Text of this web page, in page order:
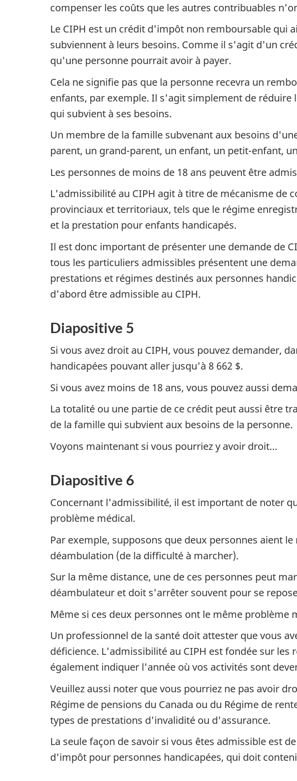
compenser les coûts que les autres contribuables
Le CIPH est un crédit d'impôt non remboursable qui
subviennent à leurs besoins. Comme il s'agit d'un
qu'une personne pourrait avoir à payer.
Cela ne signifie pas que la personne recevra un
enfants, par exemple. Il s'agit simplement de
qui subvient à ses besoins.
Un membre de la famille subvenant aux besoins
parent, un grand-parent, un enfant, un petit-enfant,
Les personnes de moins de 18 ans peuvent être
L'admissibilité au CIPH agit à titre de mécanisme
provinciaux et territoriaux, tels que le régime
et la prestation pour enfants handicapés.
Il est donc important de présenter une demande de
tous les particuliers admissibles présentent une
prestations et régimes destinés aux personnes
d'abord être admissible au CIPH.
Diapositive 5
Si vous avez droit au CIPH, vous pouvez demander,
handicapées pouvant aller jusqu'à 8 662 $.
Si vous avez moins de 18 ans, vous pouvez aussi
La totalité ou une partie de ce crédit peut aussi être
de la famille qui subvient aux besoins de la personne.
Voyons maintenant si vous pourriez y avoir droit…
Diapositive 6
Concernant l'admissibilité, il est important de noter
problème médical.
Par exemple, supposons que deux personnes aient
déambulation (de la difficulté à marcher).
Sur la même distance, une de ces personnes peut
déambulateur et doit s'arrêter souvent pour se
Même si ces deux personnes ont le même problème
Un professionnel de la santé doit attester que vous
déficience. L'admissibilité au CIPH est fondée sur
également indiquer l'année où vos activités sont
Veuillez aussi noter que vous pourriez ne pas avoir
Régime de pensions du Canada ou du Régime de
types de prestations d'invalidité ou d'assurance.
La seule façon de savoir si vous êtes admissible est
d'impôt pour personnes handicapées, qui doit